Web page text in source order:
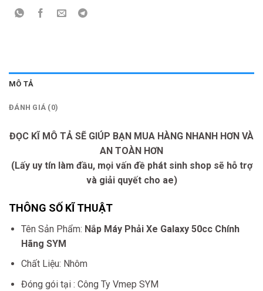
MÔ TẢ
ĐÁNH GIÁ (0)
ĐỌC KĨ MÔ TẢ SẼ GIÚP BẠN MUA HÀNG NHANH HƠN VÀ
AN TOÀN HƠN
(Lấy uy tín làm đầu, mọi vấn đề phát sinh shop sẽ hỗ trợ
và giải quyết cho ae)
THÔNG SỐ KĨ THUẬT
Tên Sản Phẩm: Nắp Máy Phải Xe Galaxy 50cc Chính
Hãng SYM
Chất Liệu: Nhôm
Đóng gói tại : Công Ty Vmep SYM